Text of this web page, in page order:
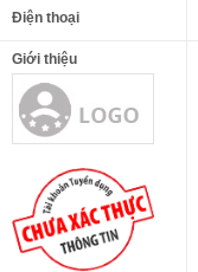
Điện thoại
Giới thiệu